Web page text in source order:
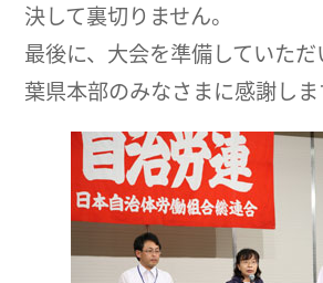
決して裏切りません。
最後に、大会を準備していた
葉県本部のみなさまに感謝しま